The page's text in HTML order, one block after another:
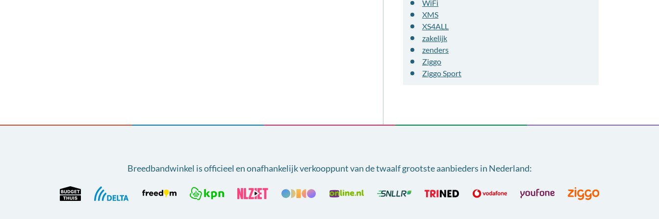
WiFi
XMS
XS4ALL
zakelijk
zenders
Ziggo
Ziggo Sport
Breedbandwinkel is officieel en onafhankelijk verkooppunt vande twaalf grootste aanbieders in Nederland: